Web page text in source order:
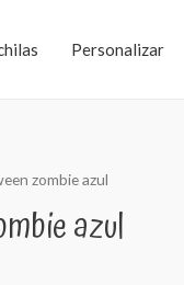
Personalizar
zombie azul
azul